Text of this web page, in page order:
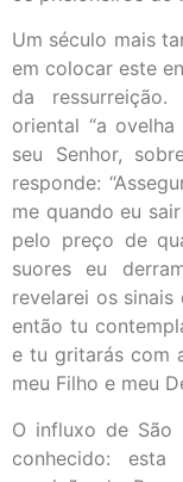
Um século mais
em colocar este
da
oriental “a ovelha
seu Senhor,
responde:
me quando eu
pelo preço de
suores eu
revelarei os sinais
então tu
e tu gritarás com
meu Filho e meu
O influxo de São
conhecido: